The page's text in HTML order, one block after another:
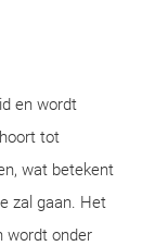
en wordt
tot
wat betekent
zal gaan. Het
wordt onder